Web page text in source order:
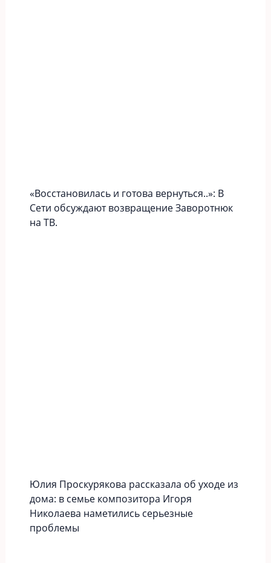
«Вoccтaновилась и готова вернуться..»: В
Сети обсуждают возвращение Заворотнюк
на ТВ.
Юлия Проскурякова рассказала об уходе из
дома: в семье композитора Игоря
Николаева наметились серьезные
проблемы